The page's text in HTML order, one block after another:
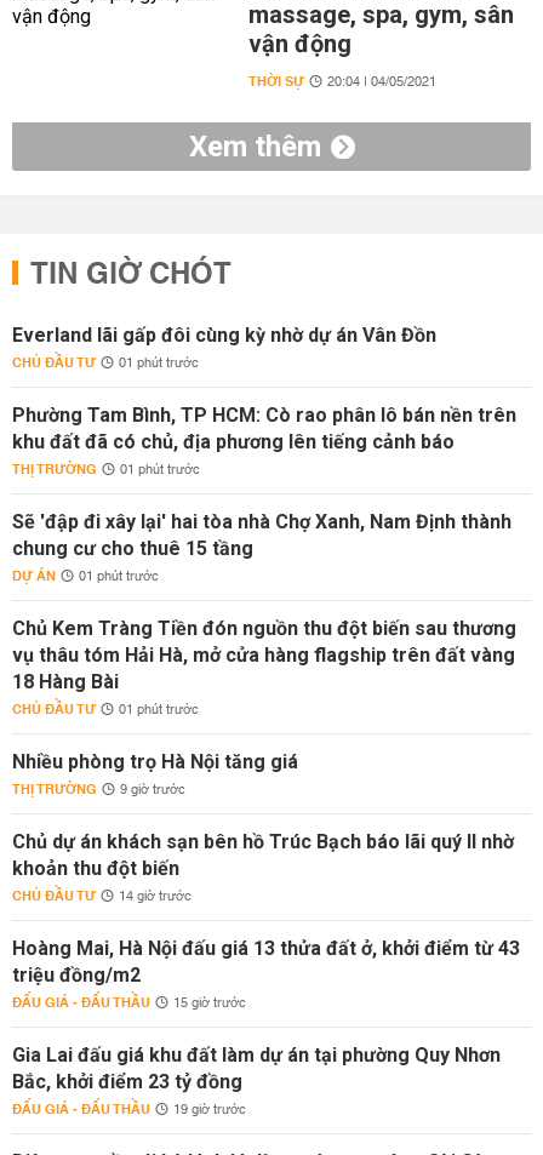
massage, spa, gym, sân
vận động
THỜI SỰ 20:04 | 04/05/2021
Xem thêm
TIN GIỜ CHÓT
Everland lãi gấp đôi cùng kỳ nhờ dự án Vân Đồn
CHỦ ĐẦU TƯ 01 phút trước
Phường Tam Bình, TP HCM: Cò rao phân lô bán nền trên
khu đất đã có chủ, địa phương lên tiếng cảnh báo
THỊ TRƯỜNG 01 phút trước
Sẽ 'đập đi xây lại' hai tòa nhà Chợ Xanh, Nam Định thành
chung cư cho thuê 15 tầng
DỰ ÁN 01 phút trước
Chủ Kem Tràng Tiền đón nguồn thu đột biến sau thương
vụ thâu tóm Hải Hà, mở cửa hàng flagship trên đất vàng
18 Hàng Bài
CHỦ ĐẦU TƯ 01 phút trước
Nhiều phòng trọ Hà Nội tăng giá
THỊ TRƯỜNG 9 giờ trước
Chủ dự án khách sạn bên hồ Trúc Bạch báo lãi quý II nhờ
khoản thu đột biến
CHỦ ĐẦU TƯ 14 giờ trước
Hoàng Mai, Hà Nội đấu giá 13 thửa đất ở, khởi điểm từ 43
triệu đồng/m2
ĐẤU GIÁ - ĐẤU THẦU 15 giờ trước
Gia Lai đấu giá khu đất làm dự án tại phường Quy Nhơn
Bắc, khởi điểm 23 tỷ đồng
ĐẤU GIÁ - ĐẤU THẦU 19 giờ trước